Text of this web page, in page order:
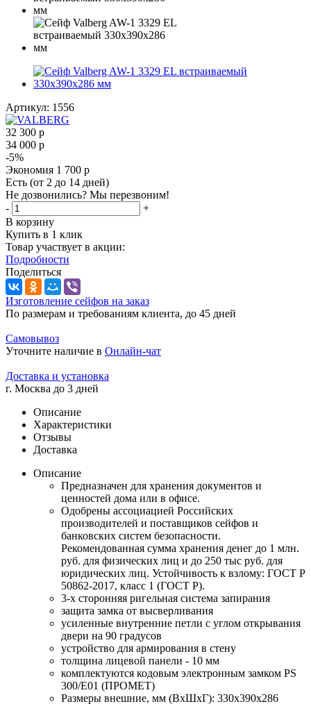
Артикул: 1556
32 300 р
34 000 р
-5%
Экономия 1 700 р
Есть (от 2 до 14 дней)
Не дозвонились? Мы перезвоним!
-
+
В корзину
Купить в 1 клик
Товар участвует в акции:
Подробности
Поделиться
Изготовление сейфов на заказ
По размерам и требованиям клиента, до 45 дней
Самовывоз
Уточните наличие в Онлайн-чат
Доставка и установка
г. Москва до 3 дней
Описание
Характеристики
Отзывы
Доставка
Описание
Предназначен для хранения документов и
ценностей дома или в офисе.
Одобрены ассоциацией Российских
производителей и поставщиков сейфов и
банковских систем безопасности.
Рекомендованная сумма хранения денег до 1 млн.
руб. для физических лиц и до 250 тыс руб. для
юридических лиц. Устойчивость к взлому: ГОСТ Р
50862-2017, класс 1 (ГОСТ Р).
3-х сторонняя ригельная система запирания
защита замка от высверливания
усиленные внутренние петли с углом открывания
двери на 90 градусов
устройство для армирования в стену
толщина лицевой панели - 10 мм
комплектуются кодовым электронным замком PS
300/Е01 (ПРОМЕТ)
Размеры внешние, мм (ВхШхГ): 330x390x286